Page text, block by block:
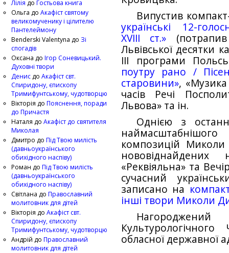
Випустив
українські 12-
XVIII ст.»
Львівської десятки
ІІІ програми
поутру рано /
старовини»,
часів Речі
Львова» та ін.
Однією з
композицій
нововіднайдених
«Реквіяльна» та
сучасний
записано на
інші твори Миколи
Нагороджений
обласної державної
Лілія до Гостьова книга
Ольга до Акафіст святому
великомученику і цілителю
Пантелеймону
Benderski Valentyna до Зі
спогадів
Оксана до Ігор Соневицький.
Духовні твори
Денис до Акафіст свт.
Спиридону, єпископу
Тримифунтському, чудотворцю
Вікторія до Пояснення, поради
до Причастя
Наталя до Акафіст до святителя
Миколая
Дмитро до Під Твою милість
(давньоукраїнського
обихідного наспіву)
Роман до Під Твою милість
(давньоукраїнського
обихідного наспіву)
Світлана до Православний
молитовник для дітей
Вікторія до Акафіст свт.
Спиридону, єпископу
Тримифунтському, чудотворцю
Андрій до Православний
молитовник для дітей